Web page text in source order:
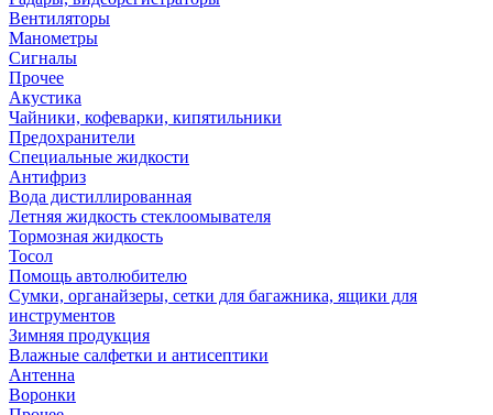
Вентиляторы
Манометры
Сигналы
Прочее
Акустика
Чайники, кофеварки, кипятильники
Предохранители
Специальные жидкости
Антифриз
Вода дистиллированная
Летняя жидкость стеклоомывателя
Тормозная жидкость
Тосол
Помощь автолюбителю
Сумки, органайзеры, сетки для багажника, ящики для
инструментов
Зимняя продукция
Влажные салфетки и антисептики
Антенна
Воронки